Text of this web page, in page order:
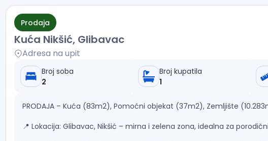
Prodaja
Kuća Nikšić, Glibavac
Adresa na upit
Broj soba
2
Broj kupatila
1
PRODAJA – Kuća (83m2), Pomoćni objekat (37m2), Zemljište
📍 Lokacija: Glibavac, Nikšić – mirna i zelena zona, idealna za